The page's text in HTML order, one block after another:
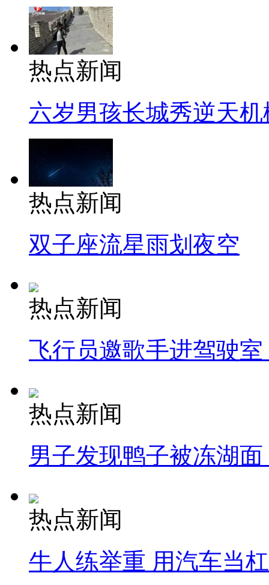
热点新闻
六岁男孩长城秀逆天机
热点新闻
双子座流星雨划夜空
热点新闻
飞行员邀歌手进驾驶
热点新闻
男子发现鸭子被冻湖
热点新闻
牛人练举重 用汽车当